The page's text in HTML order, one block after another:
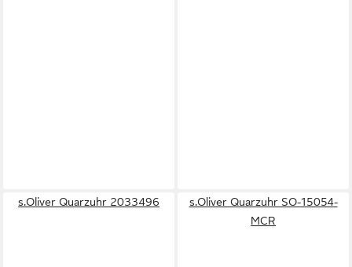
s.Oliver Quarzuhr 2033496
s.Oliver Quarzuhr SO-15054-
MCR